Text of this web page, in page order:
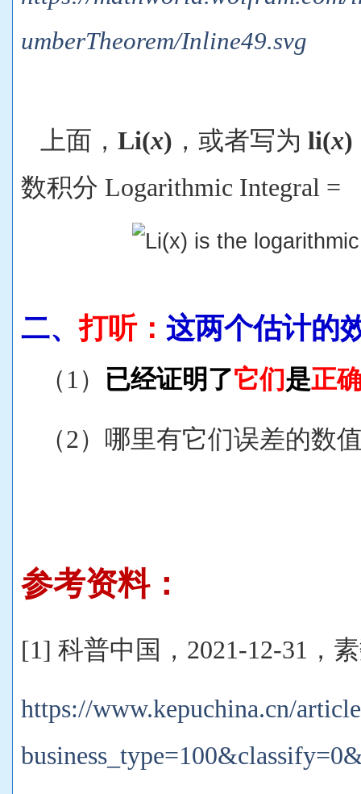
umberTheorem/Inline49.svg
上面， Li(x) ，或者写为 li(x)
数积分 Logarithmic Integral =
二、打听： 这两个估计的
（1） 已经证明了它们是正
（2）哪里有它们误差的数
参考资料：
[1] 科普中国，2021-12-31，
https://www.kepuchina.cn/